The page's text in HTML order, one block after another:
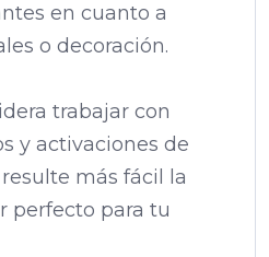
en cuanto a
o decoración.
trabajar con
y activaciones de
más fácil la
perfecto para tu